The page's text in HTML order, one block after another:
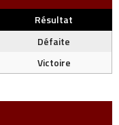
Résultat
Défaite
Victoire